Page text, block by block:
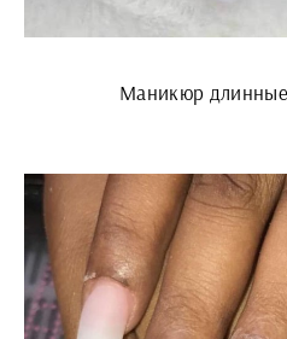
Маникюр длинные